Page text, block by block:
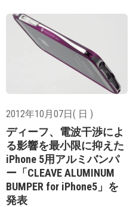
2012年10月07日( 日 )
ディーフ、電波干渉によ
る影響を最小限に抑えた
iPhone 5用アルミバンパ
ー「CLEAVE ALUMINUM
BUMPER for iPhone5」を
発表